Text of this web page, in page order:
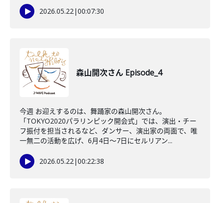
2026.05.22|00:07:30
森山開次さん Episode_4
今週 お迎えするのは、舞踊家の森山開次さん。
「TOKYO2020パラリンピック開会式」では、演出・チー
フ振付を担当されるなど、ダンサー、演出家の両面で、唯
一無二の活動を広げ、6月4日～7日にセルリアン...
2026.05.22|00:22:38